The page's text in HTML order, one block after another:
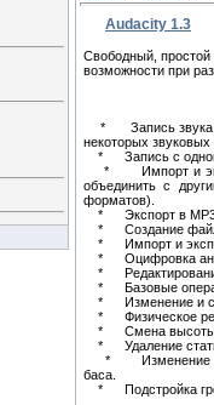
Audacity 1.3
Свободный, простой
возможности при
* Запись звука
некоторых
* Запись с
* Импорт и
объединить с
форматов).
* Экспорт в MP3
* Создание
* Импорт и
* Оцифровка
*
* Базовые
* Изменение и
* Физическое
* Смена высоты
* Удаление
* Изменение
баса.
* Подстройка